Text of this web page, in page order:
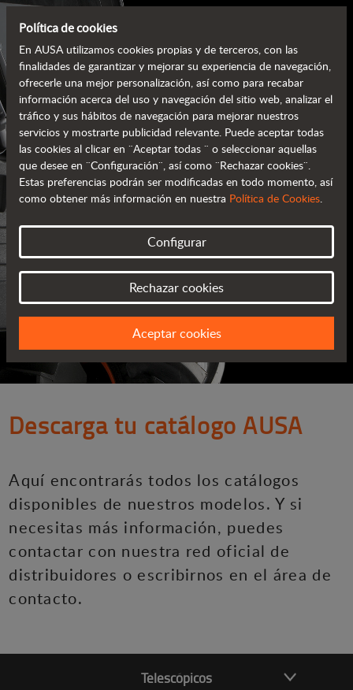
CATÁLOGOS AUSA
TODA LA INFORMACIÓN EN TU MANO
Descarga tu catálogo AUSA
Aquí encontrarás todos los catálogos
disponibles de nuestros modelos. Y si
necesitas más información, puedes
contactar con nuestra red oficial de
distribuidores o escribirnos en el área de
contacto.
Telescópicos
Política de cookies
En AUSA utilizamos cookies propias y de terceros, con las
finalidades de garantizar y mejorar su experiencia de navegación,
ofrecerle una mejor personalización, así como para recabar
información acerca del uso y navegación del sitio web, analizar el
tráfico y sus hábitos de navegación para mejorar nuestros
servicios y mostrarte publicidad relevante. Puede aceptar todas
las cookies al clicar en ¨Aceptar todas ¨ o seleccionar aquellas
que desee en ¨Configuración¨, así como ¨Rechazar cookies¨.
Estas preferencias podrán ser modificadas en todo momento, así
como obtener más información en nuestra Política de Cookies.
Configurar
Rechazar cookies
Aceptar cookies